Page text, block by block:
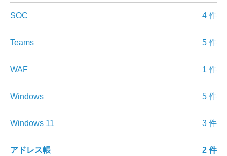
SOC 4 件
Teams 5 件
WAF 1 件
Windows 5 件
Windows 11 3 件
アドレス帳 2 件